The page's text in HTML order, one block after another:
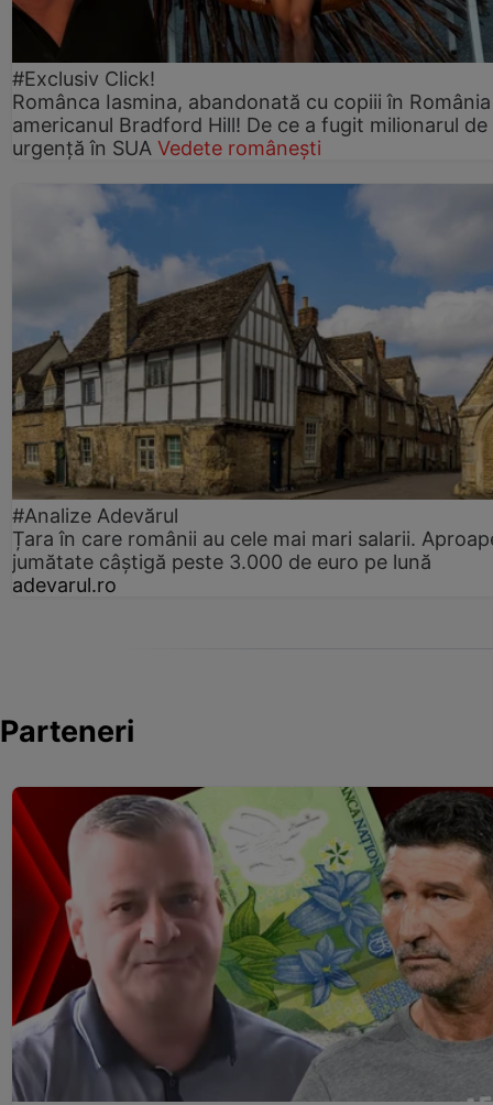
#Exclusiv Click!
Românca Iasmina, abandonată cu copiii în
americanul Bradford Hill! De ce a fugit milionarul de
urgență în SUA Vedete românești
#Analize Adevărul
Țara în care românii au cele mai mari salarii.
jumătate câștigă peste 3.000 de euro pe lună
adevarul.ro
Parteneri